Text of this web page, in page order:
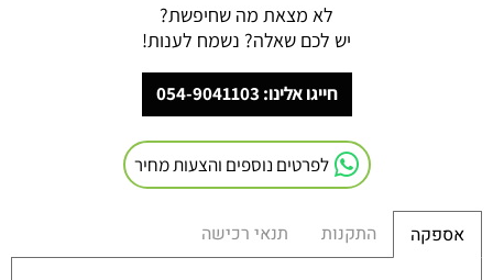
לא מצאת מה שחיפשת?
יש לכם שאלה? נשמח לענות!
חייגו אלינו: 054-9041103
לפרטים נוספים והצעות מחיר
אספקה התקנות תנאי רכישה